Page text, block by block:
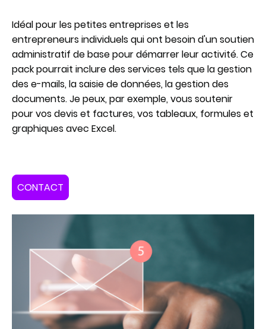
Idéal pour les petites entreprises et les
entrepreneurs individuels qui ont besoin d'un soutien
administratif de base pour démarrer leur activité. Ce
pack pourrait inclure des services tels que la gestion
des e-mails, la saisie de données, la gestion des
documents. Je peux, par exemple, vous soutenir
pour vos devis et factures, vos tableaux, formules et
graphiques avec Excel.
CONTACT